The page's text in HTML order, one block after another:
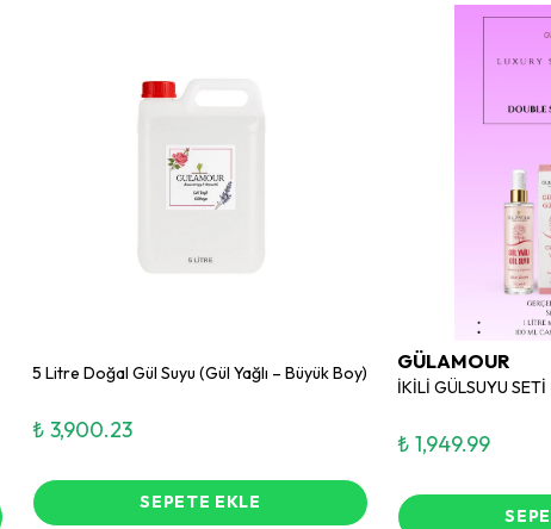
5 Litre Doğal Gül Suyu (Gül Yağlı – Büyük Boy)
₺ 3,900.23
SEPETE EKLE
GÜLAMOUR
₺ 1,949.99